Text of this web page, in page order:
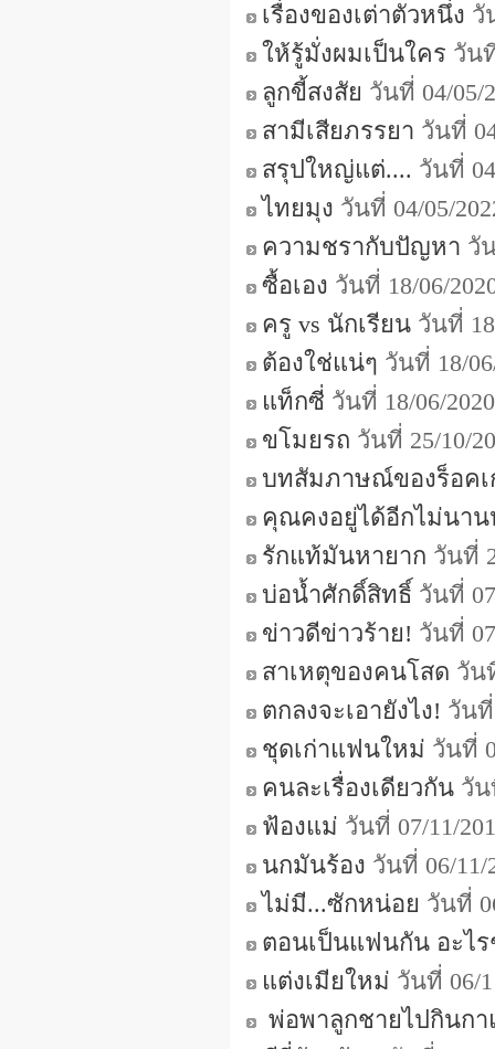
เรื่องของเต่าตัวหนึ่ง วั
ให้รู้มั่งผมเป็นใคร วัน
ลูกขี้สงสัย วันที่ 04/05/
สามีเสียภรรยา วันที่
สรุปใหญ่แต่.... วันที่
ไทยมุง วันที่ 04/05/
ความชรากับปัญหา วั
ซื้อเอง วันที่ 18/06/
ครู vs นักเรียน วันที่
ต้องใช่แน่ๆ วันที่ 18/
แท็กซี่ วันที่ 18/06/
ขโมยรถ วันที่ 25/10/
บทสัมภาษณ์ของร็อค
คุณคงอยู่ได้อีกไม่นาน
รักแท้มันหายาก วันที่
บ่อน้ำศักดิ์สิทธิ์ วันที่
ข่าวดีข่าวร้าย! วันที่
สาเหตุของคนโสด วัน
ตกลงจะเอายังไง! วัน
ชุดเก่าแฟนใหม่ วันที่
คนละเรื่องเดียวกัน วัน
ฟ้องแม่ วันที่ 07/11/
นกมันร้อง วันที่ 06/
ไม่มี...ซักหน่อย วันที่
ตอนเป็นแฟนกัน อะไ
แต่งเมียใหม่ วันที่ 06/
พ่อพาลูกชายไปกินก